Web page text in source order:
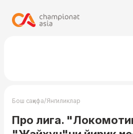
Бош саҳифа/Янгиликлар
Про лига.